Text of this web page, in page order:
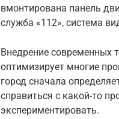
вмонтирована панель
служба «112», система
Внедрение современных
оптимизирует многие
город сначала
справиться с какой-то
экспериментировать.